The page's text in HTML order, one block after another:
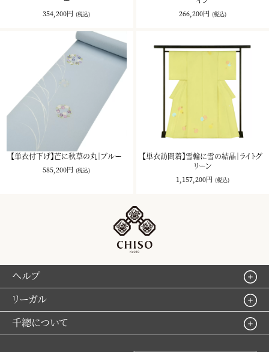
354,200円 (税込) 266,200円 (税込)
【単衣付下げ】芒に秋草の丸｜ブルー
585,200円 (税込)
【単衣訪問着】雪輪に雪の結晶｜ライトグ
リーン
1,157,200円 (税込)
ヘルプ
リーガル
千總について